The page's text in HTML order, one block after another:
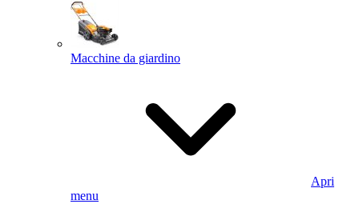
Macchine da giardino
Apri
menu